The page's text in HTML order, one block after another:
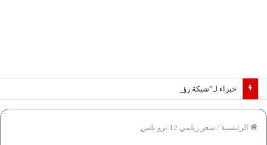
خبراء لـ”شبكة رؤية”: «اتفاق مكة» يغيّر قواعد اللعبة بالشرق الأوسط
الرئيسية / سعر ريلمي 12 برو بلس